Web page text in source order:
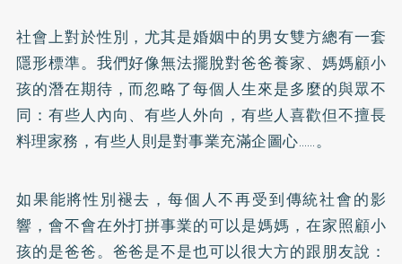
社會上對於性別，尤其是婚姻中的男女雙方總有一套
隱形標準。我們好像無法擺脫對爸爸養家、媽媽顧小
孩的潛在期待，而忽略了每個人生來是多麼的與眾不
同：有些人內向、有些人外向，有些人喜歡但不擅長
料理家務，有些人則是對事業充滿企圖心……。
如果能將性別褪去，每個人不再受到傳統社會的影
響，會不會在外打拼事業的可以是媽媽，在家照顧小
孩的是爸爸。爸爸是不是也可以很大方的跟朋友說：